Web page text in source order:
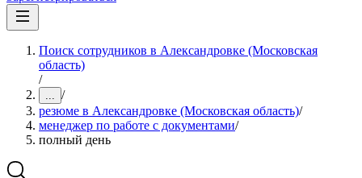
Поиск сотрудников в Александровке (Московская
область)
/
... /
резюме в Александровке (Московская область)/
менеджер по работе с документами/
полный день